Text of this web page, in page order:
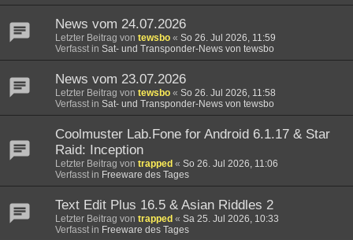
News vom 24.07.2026
Letzter Beitrag von tewsbo « So 26. Jul 2026, 11:59
Verfasst in Sat- und Transponder-News von tewsbo
News vom 23.07.2026
Letzter Beitrag von tewsbo « So 26. Jul 2026, 11:58
Verfasst in Sat- und Transponder-News von tewsbo
Coolmuster Lab.Fone for Android 6.1.17 & Star
Raid: Inception
Letzter Beitrag von trapped « So 26. Jul 2026, 11:06
Verfasst in Freeware des Tages
Text Edit Plus 16.5 & Asian Riddles 2
Letzter Beitrag von trapped « Sa 25. Jul 2026, 10:33
Verfasst in Freeware des Tages